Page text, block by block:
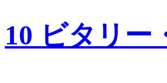
10 ビタリー